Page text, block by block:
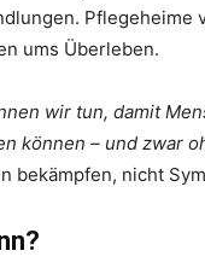
Pflegeheime
ums Überleben.
wir tun, damit
können – und zwar
bekämpfen, nicht